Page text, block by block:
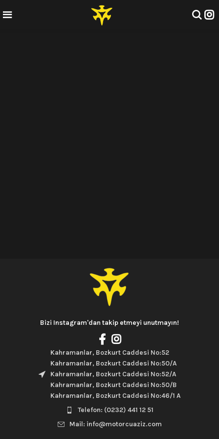
Bizi Instagram'dan takip etmeyi unutmayın!
Kahramanlar, Bozkurt Caddesi No:52
Kahramanlar, Bozkurt Caddesi No:50/A
Kahramanlar, Bozkurt Caddesi No:52/A
Kahramanlar, Bozkurt Caddesi No:50/B
Kahramanlar, Bozkurt Caddesi No:46/1 A
Telefon: (0232) 441 12 51
Mail: info@motorcuaziz.com